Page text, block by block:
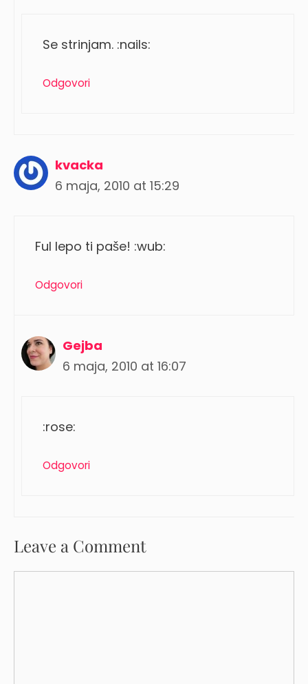
Se strinjam. :nails:
Odgovori
kvacka
6 maja, 2010 at 15:29
Ful lepo ti paše! :wub:
Odgovori
Gejba
6 maja, 2010 at 16:07
:rose:
Odgovori
Leave a Comment